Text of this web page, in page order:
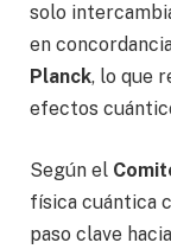
solo
en
Planck, lo que
efectos
Según el
física cuántica
paso clave